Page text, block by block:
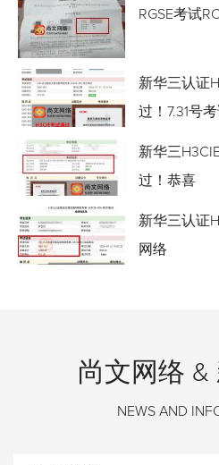
RGSE考试
新华三认证
过！7.31号
新华三
过！恭喜
新华三认证
网络
尚文网络 &
NEWS AND